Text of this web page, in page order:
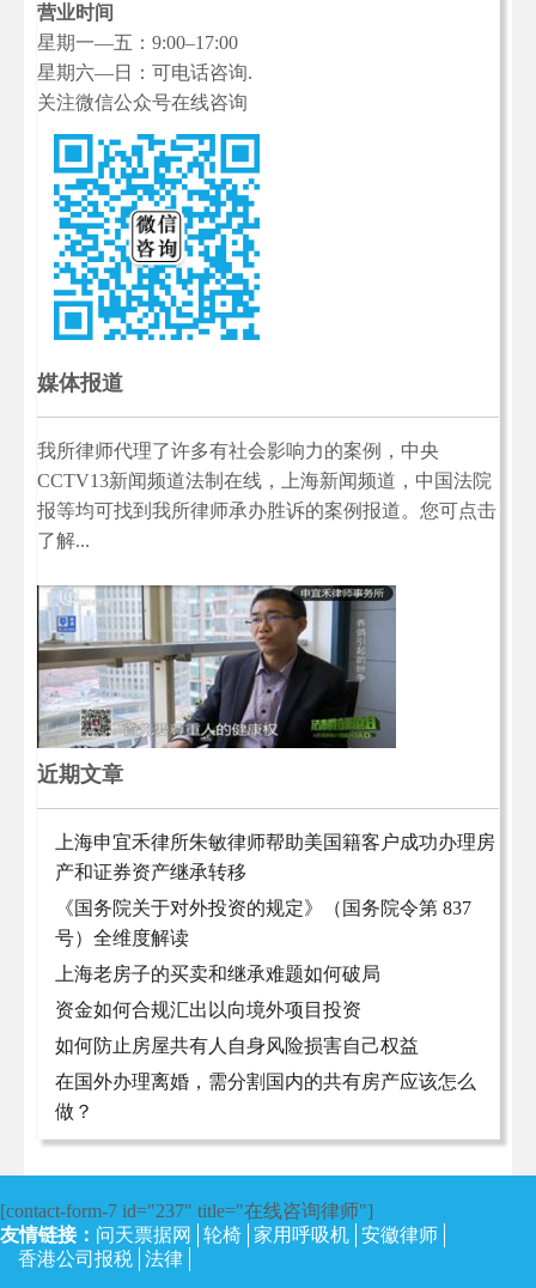
营业时间
星期一—五：9:00–17:00
星期六—日：可电话咨询.
关注微信公众号在线咨询
媒体报道
我所律师代理了许多有社会影响力的案例，中央
CCTV13新闻频道法制在线，上海新闻频道，中国法院
报等均可找到我所律师承办胜诉的案例报道。您可点击
了解...
近期文章
上海申宜禾律所朱敏律师帮助美国籍客户成功办理房
产和证券资产继承转移
《国务院关于对外投资的规定》（国务院令第 837
号）全维度解读
上海老房子的买卖和继承难题如何破局
资金如何合规汇出以向境外项目投资
如何防止房屋共有人自身风险损害自己权益
在国外办理离婚，需分割国内的共有房产应该怎么
做？
[contact-form-7 id="237" title="在线咨询律师"]
友情链接： 问天票据网 轮椅 家用呼吸机 安徽律师
香港公司报税 法律